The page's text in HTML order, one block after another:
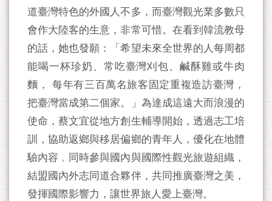
道臺灣特色的外國人不多，而臺灣觀光業多數只
會作大陸客的生意，非常可惜。在看到韓流教母
的話，她也發願：「希望未來全世界的人每周都
能喝一杯珍奶、常吃臺灣刈包、鹹酥雞或牛肉
麵， 每年有三百萬名旅客固定重複造訪臺灣，
把臺灣當成第二個家。」為達成這遠大而浪漫的
使命，蔡文宜從地方創生輔導開始，透過志工培
訓，協助返鄉與移居偏鄉的青年人，優化在地體
驗內容﹐同時參與國內與國際性觀光旅遊組織，
結盟國內外志同道合夥伴，共同推廣臺灣之美，
發揮國際影響力，讓世界旅人愛上臺灣。